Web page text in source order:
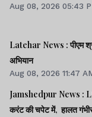
Aug 08, 2026 05:43
Latehar News : पीएम
अभियान
Aug 08, 2026 11:47
Jamshedpur News :
करंट की चपेट में, हालत